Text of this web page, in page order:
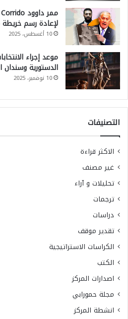
لإعادة رسم
10 أغسطس، 2025
موعد إجراء
الدستورية وسندان
10 نوفمبر، 2025
التصنيفات
الاكثر قراءة
غير مصنف
تحليلات و آراء
ترجمات
دراسات
تقدير موقف
الكراسات الاستراتيجية
الكتب
اصدارات المركز
مجلة حمورابي
انشطة المركز